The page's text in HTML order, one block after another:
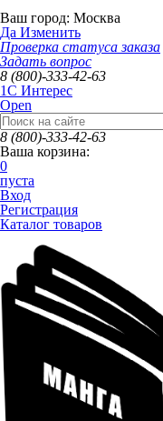
Ваш город: Москва
Да Изменить
Проверка статуса заказа
Задать вопрос
8 (800)-333-42-63
1C Интерес
Open
8 (800)-333-42-63
Ваша корзина:
0
пуста
Вход
Регистрация
Каталог товаров